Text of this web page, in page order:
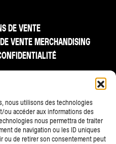
nous utilisons des technologies
ou accéder aux informations des
nous permettra de traiter
de navigation ou les ID uniques
ou de retirer son consentement peut
DE VENTE
VENTE MERCHANDISING